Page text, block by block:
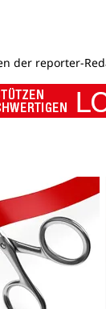
der reporter-